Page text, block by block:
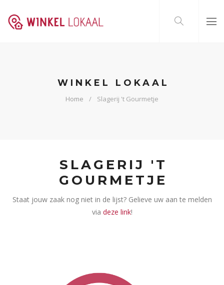
WINKEL LOKAAL
Home Slagerij 't Gourmetje
SLAGERIJ 'T
GOURMETJE
Staat jouw zaak nog niet in de lijst? Gelieve uw aan te melden
via deze link!